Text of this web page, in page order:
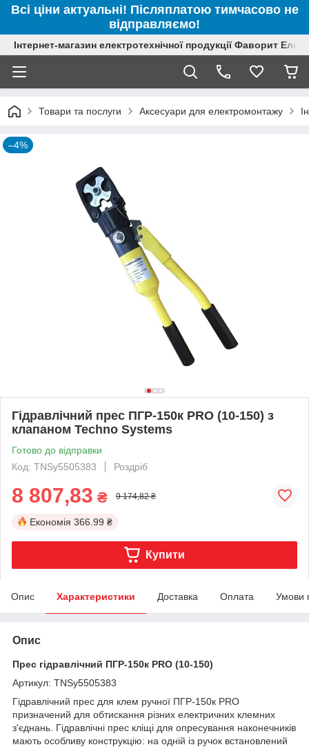
Всі ціни актуальні! Післяплатою тимчасово не
відправляємо!
Інтернет-магазин електротехнічної продукції Фаворит
Товари та послуги Аксесуари для електромонтажу
–4%
Гідравлічний прес ПГР-150к PRO (10-150) з
клапаном Techno Systems
Готово до відправки
Код: TNSy5505383
Роздріб
8 807,83 ₴ 9 174,82 ₴
Економія 366.99 ₴
Купити
Опис Характеристики Доставка Оплата Умови
Опис
Прес гідравлічний ПГР-150к PRO (10-150)
Артикул: TNSy5505383
Гідравлічний прес для клем ручної ПГР-150к PRO
призначений для обтискання різних електричних клемних
з'єднань. Гідравлічні прес кліщі для опресування наконечників
мають особливу конструкцію: на одній із ручок встановлений